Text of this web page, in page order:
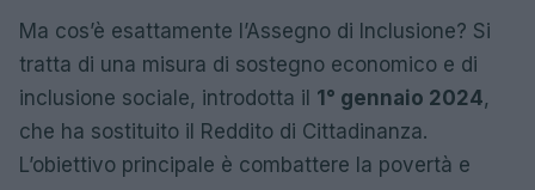
Ma cos’è esattamente l’Assegno di Inclusione? Si
tratta di una misura di sostegno economico e di
inclusione sociale, introdotta il 1° gennaio 2024,
che ha sostituito il Reddito di Cittadinanza.
L’obiettivo principale è combattere la povertà e